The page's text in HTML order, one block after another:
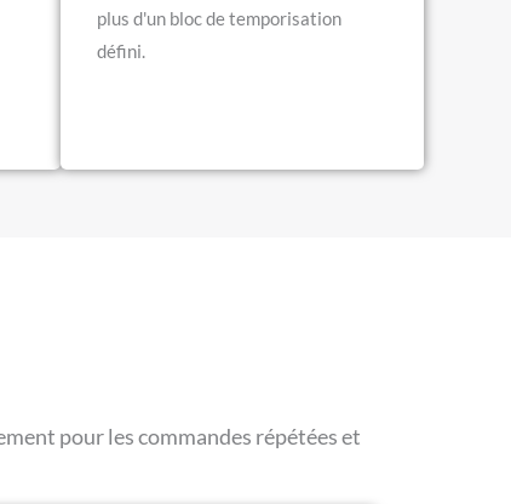
plus d'un bloc de temporisation
défini.
pour les commandes répétées et